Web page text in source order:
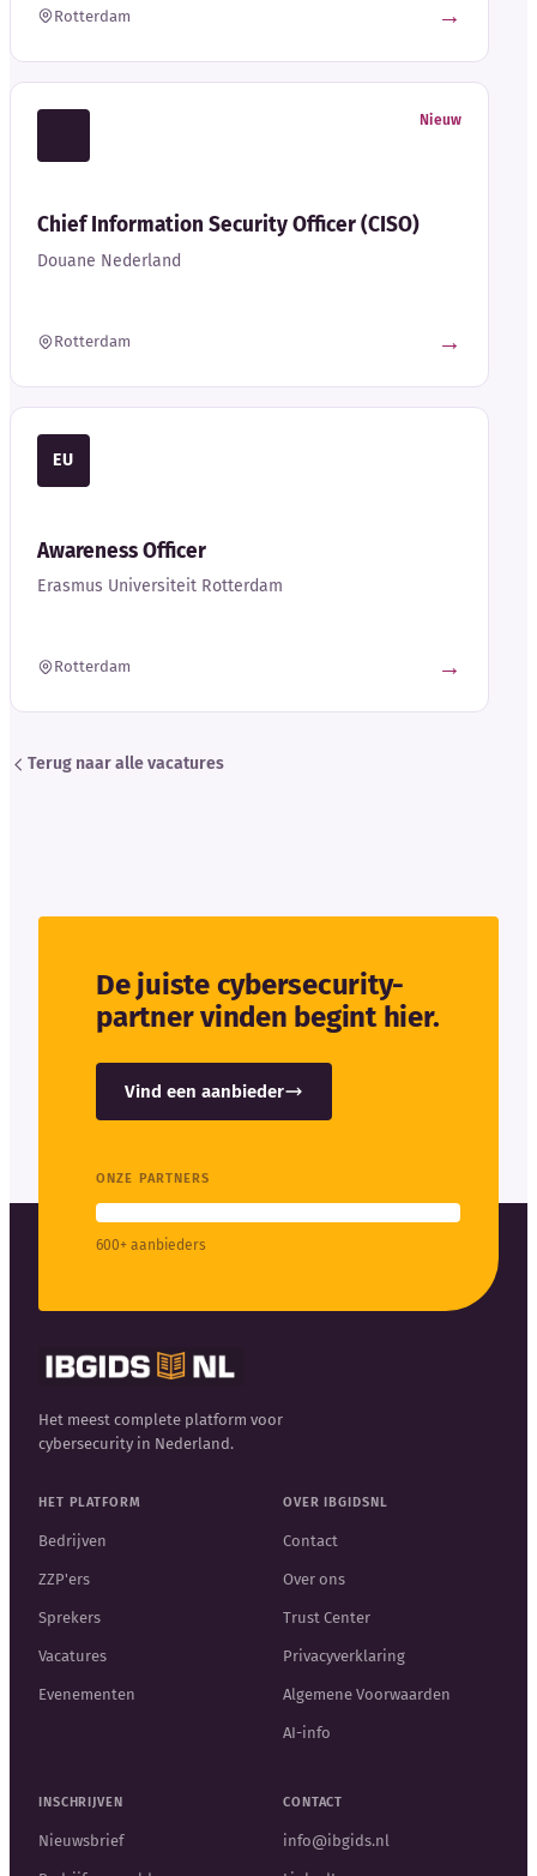
Rotterdam →
Nieuw
Chief Information Security Officer (CISO)
Douane Nederland
Rotterdam →
EU
Awareness Officer
Erasmus Universiteit Rotterdam
Rotterdam →
Terug naar alle vacatures
De juiste cybersecurity-
partner vinden begint hier.
Vind een aanbieder
ONZE PARTNERS
600+ aanbieders
Het meest complete platform voor
cybersecurity in Nederland.
HET PLATFORM
Bedrijven
ZZP'ers
Sprekers
Vacatures
Evenementen
OVER IBGIDSNL
Contact
Over ons
Trust Center
Privacyverklaring
Algemene Voorwaarden
AI-info
INSCHRIJVEN
Nieuwsbrief
CONTACT
info@ibgids.nl